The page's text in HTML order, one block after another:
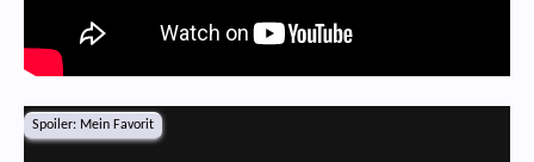
Spoiler: Mein Favorit